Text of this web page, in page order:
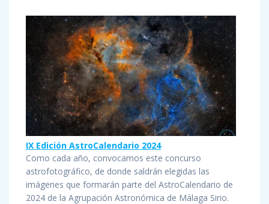
IX Edición AstroCalendario 2024
Como cada año, convocamos este concurso
astrofotográfico, de donde saldrán elegidas las
imágenes que formarán parte del AstroCalendario de
2024 de la Agrupación Astronómica de Málaga Sirio.